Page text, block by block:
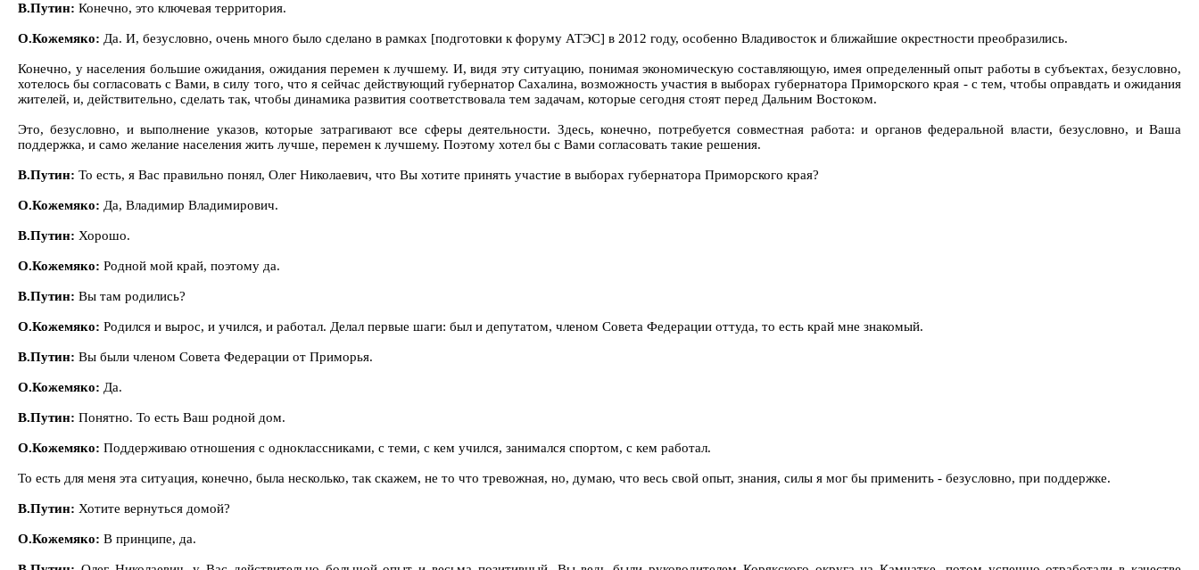
В.Путин: Конечно, это ключевая территория.
О.Кожемяко: Да. И, безусловно, очень много было сделано в рамках [подготовки к форуму АТЭС] в 2012 году, особенно Владивосток и ближайшие окрестности преобразились.
Конечно, у населения большие ожидания, ожидания перемен к лучшему. И, видя эту ситуацию, понимая экономическую составляющую, имея определенный опыт работы в субъектах, безусловно,
хотелось бы согласовать с Вами, в силу того, что я сейчас действующий губернатор Сахалина, возможность участия в выборах губернатора Приморского края - с тем, чтобы оправдать и ожидания
жителей, и, действительно, сделать так, чтобы динамика развития соответствовала тем задачам, которые сегодня стоят перед Дальним Востоком.
Это, безусловно, и выполнение указов, которые затрагивают все сферы деятельности. Здесь, конечно, потребуется совместная работа: и органов федеральной власти, безусловно, и Ваша
поддержка, и само желание населения жить лучше, перемен к лучшему. Поэтому хотел бы с Вами согласовать такие решения.
В.Путин: То есть, я Вас правильно понял, Олег Николаевич, что Вы хотите принять участие в выборах губернатора Приморского края?
О.Кожемяко: Да, Владимир Владимирович.
В.Путин: Хорошо.
О.Кожемяко: Родной мой край, поэтому да.
В.Путин: Вы там родились?
О.Кожемяко: Родился и вырос, и учился, и работал. Делал первые шаги: был и депутатом, членом Совета Федерации оттуда, то есть край мне знакомый.
В.Путин: Вы были членом Совета Федерации от Приморья.
О.Кожемяко: Да.
В.Путин: Понятно. То есть Ваш родной дом.
О.Кожемяко: Поддерживаю отношения с одноклассниками, с теми, с кем учился, занимался спортом, с кем работал.
То есть для меня эта ситуация, конечно, была несколько, так скажем, не то что тревожная, но, думаю, что весь свой опыт, знания, силы я мог бы применить - безусловно, при поддержке.
В.Путин: Хотите вернуться домой?
О.Кожемяко: В принципе, да.